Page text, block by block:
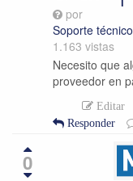
por
Soporte
1.163 vistas
Necesito que
proveedor en
Editar
Responder
0